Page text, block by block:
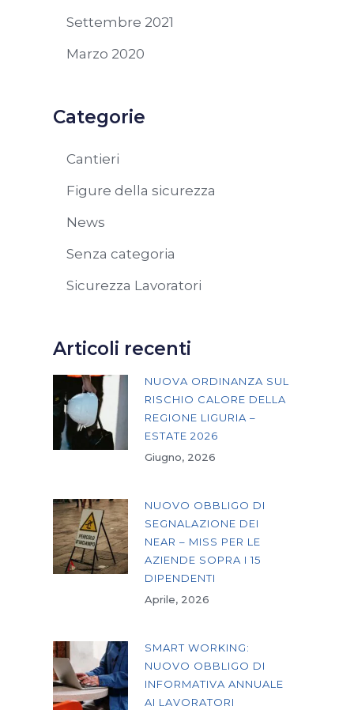
Settembre 2021
Marzo 2020
Categorie
Cantieri
Figure della sicurezza
News
Senza categoria
Sicurezza Lavoratori
Articoli recenti
NUOVA ORDINANZA SUL
RISCHIO CALORE DELLA
REGIONE LIGURIA –
ESTATE 2026
Giugno, 2026
NUOVO OBBLIGO DI
SEGNALAZIONE DEI
NEAR – MISS PER LE
AZIENDE SOPRA I 15
DIPENDENTI
Aprile, 2026
SMART WORKING:
NUOVO OBBLIGO DI
INFORMATIVA ANNUALE
AI LAVORATORI